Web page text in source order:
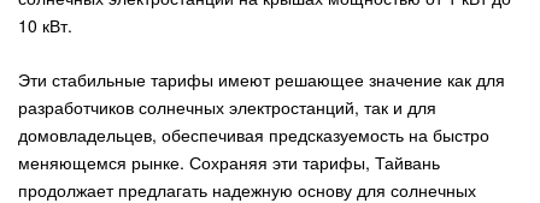
10 кВт.
Эти стабильные тарифы имеют решающее значение как для
разработчиков солнечных электростанций, так и для
домовладельцев, обеспечивая предсказуемость на быстро
меняющемся рынке. Сохраняя эти тарифы, Тайвань
продолжает предлагать надежную основу для солнечных